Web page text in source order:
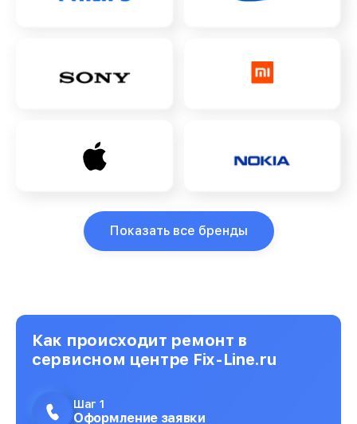
Показать все бренды
Как происходит ремонт в
сервисном центре Fix-Line.ru
Шаг 1
Оформление заявки